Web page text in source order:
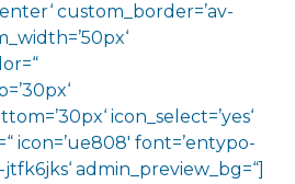
custom_border=’av-
icon_select=’yes‘
icon=’ue808′ font=’entypo-
admin_preview_bg=“]